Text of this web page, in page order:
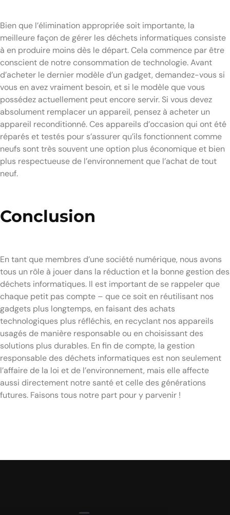
Bien que l’élimination appropriée soit importante, la
meilleure façon de gérer les déchets informatiques consiste
à en produire moins dès le départ. Cela commence par être
conscient de notre consommation de technologie. Avant
d’acheter le dernier modèle d’un gadget, demandez-vous si
vous en avez vraiment besoin, et si le modèle que vous
possédez actuellement peut encore servir. Si vous devez
absolument remplacer un appareil, pensez à acheter un
appareil reconditionné. Ces appareils d’occasion qui ont été
réparés et testés pour s’assurer qu’ils fonctionnent comme
neufs sont très souvent une option plus économique et bien
plus respectueuse de l’environnement que l’achat de tout
neuf.
Conclusion
En tant que membres d’une société numérique, nous avons
tous un rôle à jouer dans la réduction et la bonne gestion des
déchets informatiques. Il est important de se rappeler que
chaque petit pas compte – que ce soit en réutilisant nos
gadgets plus longtemps, en faisant des achats
technologiques plus réfléchis, en recyclant nos appareils
usagés de manière responsable ou en choisissant des
solutions plus durables. En fin de compte, la gestion
responsable des déchets informatiques est non seulement
l’affaire de la loi et de l’environnement, mais elle affecte
aussi directement notre santé et celle des générations
futures. Faisons tous notre part pour y parvenir !